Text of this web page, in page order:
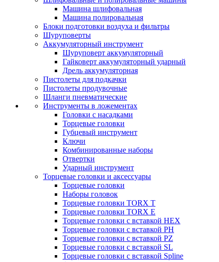
Машина шлифовальная
Машина полировальная
Блоки подготовки воздуха и фильтры
Шуруповерты
Аккумуляторный инструмент
Шуруповерт аккумуляторный
Гайковерт аккумуляторный ударный
Дрель аккумуляторная
Пистолеты для подкачки
Пистолеты продувочные
Шланги пневматические
Инструменты в ложементах
Головки с насадками
Торцевые головки
Губцевый инструмент
Ключи
Комбинированные наборы
Отвертки
Ударный инструмент
Торцевые головки и аксессуары
Торцевые головки
Наборы головок
Торцевые головки TORX T
Торцевые головки TORX Е
Торцевые головки с вставкой HEX
Торцевые головки с вставкой PH
Торцевые головки с вставкой PZ
Торцевые головки с вставкой SL
Торцевые головки с вставкой Spline